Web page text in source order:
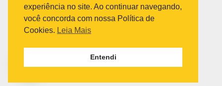
Telefone:
(21) 3278-8069
(21) 3995-7512
Avenida Paulista 1636 / sala 1407
experiência no site. Ao continuar navegando,
você concorda com nossa Política de
Cookies. Leia Mais
Entendi